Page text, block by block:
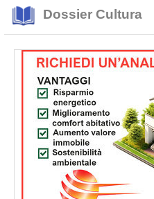
Dossier Cultura